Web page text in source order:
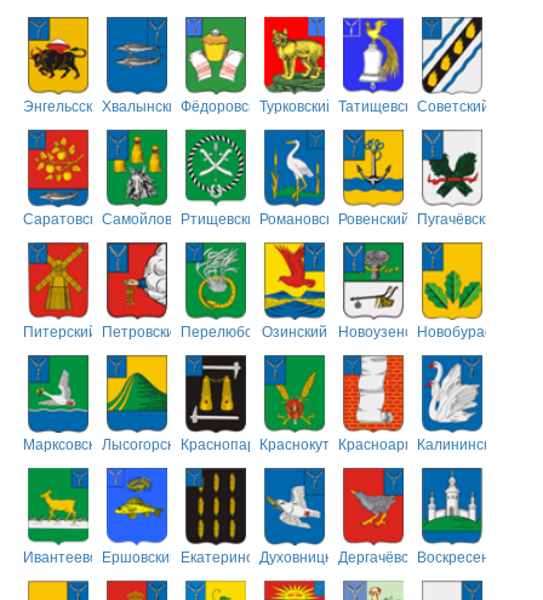
ЭнгельсскийХвалынскийФёдоровскийТурковский ТатищевскийСоветский
СаратовскийСамойловскийРтищевскийРомановскийРовенский Пугачёвский
Питерский ПетровскийПерелюбскийОзинский НовоузенскийНовобурасский
МарксовскийЛысогорскийКраснопартизанский
КраснокутскийКрасноармейский
Калининский
ИвантеевскийЕршовский ЕкатериновскийДуховницкийДергачёвскийВоскресенский